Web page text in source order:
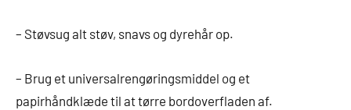
– Støvsug alt støv, snavs og dyrehår op.
– Brug et universalrengøringsmiddel og et
papirhåndklæde til at tørre bordoverfladen af.